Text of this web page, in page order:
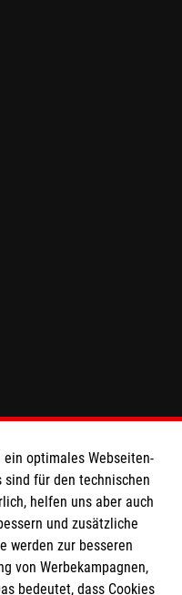
e.V.
12
ein optimales Webseiten-
sind für den technischen
helfen uns aber auch
und zusätzliche
werden zur besseren
von Werbekampagnen,
bedeutet, dass Cookies